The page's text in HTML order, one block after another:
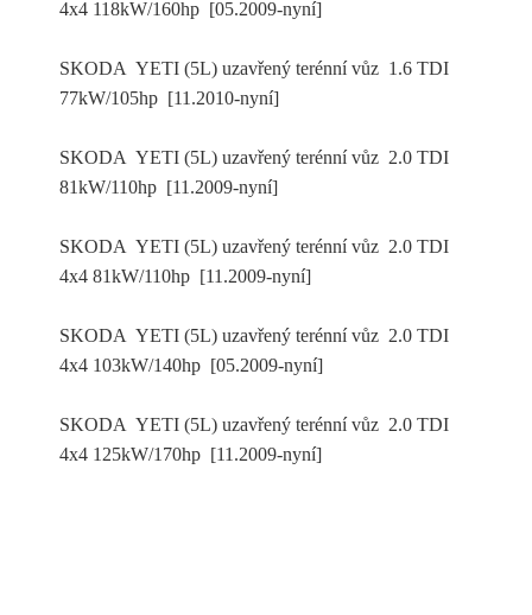
4x4 118kW/160hp [05.2009-nyní]
SKODA YETI (5L) uzavřený terénní vůz 1.6 TDI
77kW/105hp [11.2010-nyní]
SKODA YETI (5L) uzavřený terénní vůz 2.0 TDI
81kW/110hp [11.2009-nyní]
SKODA YETI (5L) uzavřený terénní vůz 2.0 TDI
4x4 81kW/110hp [11.2009-nyní]
SKODA YETI (5L) uzavřený terénní vůz 2.0 TDI
4x4 103kW/140hp [05.2009-nyní]
SKODA YETI (5L) uzavřený terénní vůz 2.0 TDI
4x4 125kW/170hp [11.2009-nyní]